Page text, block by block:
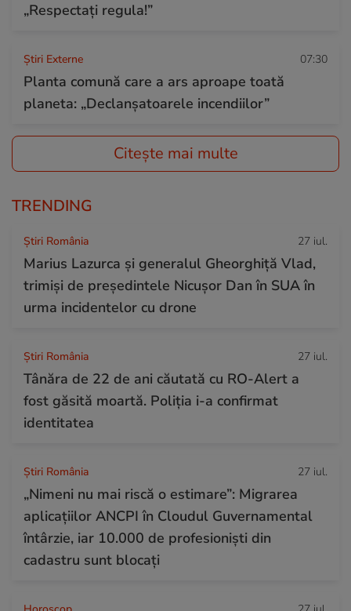
„Respectați regula!”
Știri Externe 07:30
Planta comună care a ars aproape toată
planeta: „Declanșatoarele incendiilor”
Citește mai multe
TRENDING
Știri România 27 iul.
Marius Lazurca și generalul Gheorghiță Vlad,
trimiși de președintele Nicușor Dan în SUA în
urma incidentelor cu drone
Știri România 27 iul.
Tânăra de 22 de ani căutată cu RO-Alert a
fost găsită moartă. Poliția i-a confirmat
identitatea
Știri România 27 iul.
„Nimeni nu mai riscă o estimare”: Migrarea
aplicațiilor ANCPI în Cloudul Guvernamental
întârzie, iar 10.000 de profesioniști din
cadastru sunt blocați